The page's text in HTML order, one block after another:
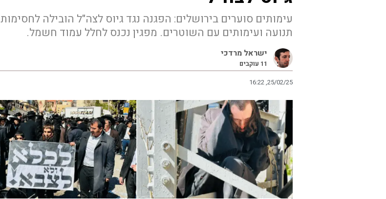
עימותים סוערים בירושלים: הפגנה נגד גיוס לצה"ל הובילה לחסימות
תנועה ועימותים עם השוטרים. מפגין נכנס לחלל עמוד חשמל.
ישראל מרדכי
11 עוקבים
16:22 ,25/02/25